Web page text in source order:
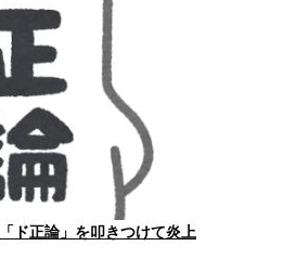
ド正論」を叩きつけて炎上